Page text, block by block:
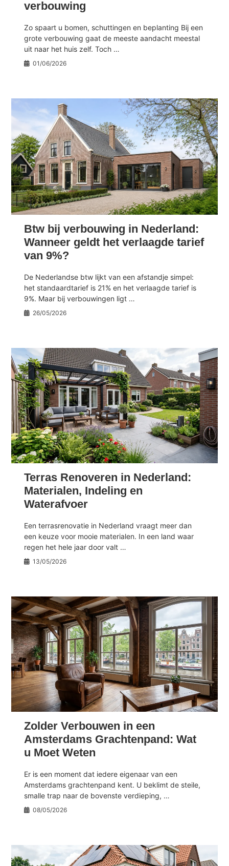
verbouwing
Zo spaart u bomen, schuttingen en beplanting Bij een
grote verbouwing gaat de meeste aandacht meestal
uit naar het huis zelf. Toch …
01/06/2026
Btw bij verbouwing in Nederland:
Wanneer geldt het verlaagde tarief
van 9%?
De Nederlandse btw lijkt van een afstandje simpel:
het standaardtarief is 21% en het verlaagde tarief is
9%. Maar bij verbouwingen ligt …
26/05/2026
Terras Renoveren in Nederland:
Materialen, Indeling en
Waterafvoer
Een terrasrenovatie in Nederland vraagt meer dan
een keuze voor mooie materialen. In een land waar
regen het hele jaar door valt …
13/05/2026
Zolder Verbouwen in een
Amsterdams Grachtenpand: Wat
u Moet Weten
Er is een moment dat iedere eigenaar van een
Amsterdams grachtenpand kent. U beklimt de steile,
smalle trap naar de bovenste verdieping, …
08/05/2026